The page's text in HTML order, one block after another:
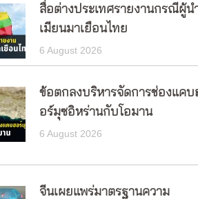
สื่อต่างประเทศรายงานกรณีผู้น
เมียนมาเยือนไทย
6 August 2026
ข้อตกลงบริหารจัดการช่องแคบ
อร์มุซอิหร่านกับโอมาน
6 August 2026
จีนเผยแพร่มาตรฐานความ